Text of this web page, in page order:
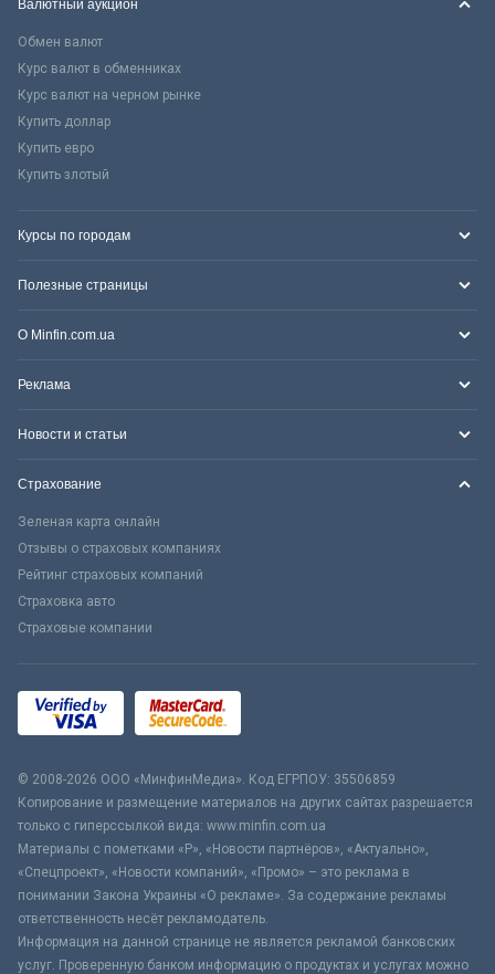
Валютный аукцион
Обмен валют
Курс валют в обменниках
Курс валют на черном рынке
Купить доллар
Купить евро
Купить злотый
Курсы по городам
Полезные страницы
О Minfin.com.ua
Реклама
Новости и статьи
Страхование
Зеленая карта онлайн
Отзывы о страховых компаниях
Рейтинг страховых компаний
Страховка авто
Страховые компании
© 2008-2026 ООО «МинфинМедиа». Код ЕГРПОУ: 35506859
Копирование и размещение материалов на других сайтах разрешается
только с гиперссылкой вида: www.minfin.com.ua
Материалы с пометками «Р», «Новости партнёров», «Актуально»,
«Спецпроект», «Новости компаний», «Промо» – это реклама в
понимании Закона Украины «О рекламе». За содержание рекламы
ответственность несёт рекламодатель.
Информация на данной странице не является рекламой банковских
услуг. Проверенную банком информацию о продуктах и услугах можно